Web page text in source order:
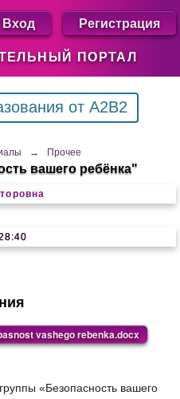
ПОРТАЛ
Вход Регистрация
от A2B2
→ Прочее
вашего ребёнка"
vashego rebenka.docx
«Безопасность вашего